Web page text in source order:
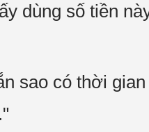
dùng số tiền
sao có thời